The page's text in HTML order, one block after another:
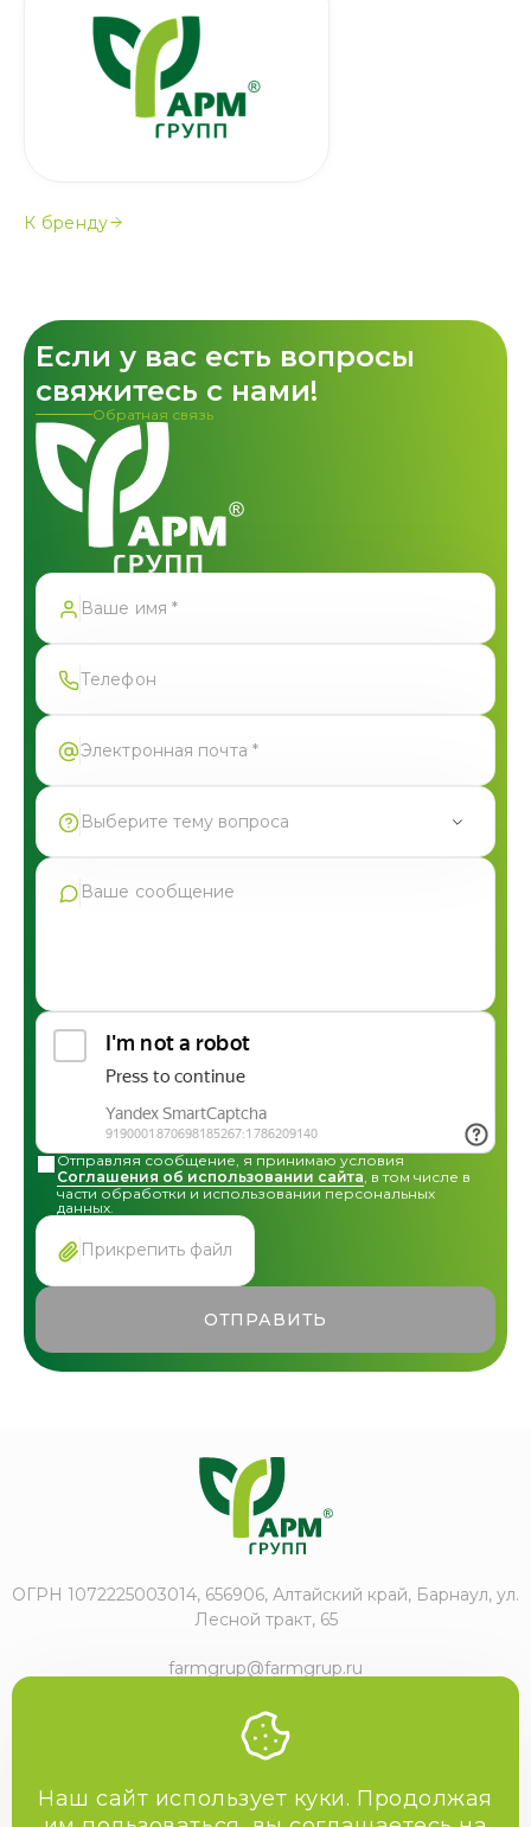
К бренду
Если у вас есть вопросы
свяжитесь с нами!
Обратная связь
Выберите тему вопроса
Продукция Фармгрупп
Отправляя сообщение, я принимаю условия
Соглашения об использовании сайта, в том числе в
части обработки и использовании персональных
данных.
Прикрепить файл
ОТПРАВИТЬ
Форма успешно отправлена
Наш сайт использует куки. Продолжая
ОГРН 1072225003014, 656906, Алтайский край, Барнаул, ул.
Лесной тракт, 65
farmgrup@farmgrup.ru
+7 (3852) 57-77-47